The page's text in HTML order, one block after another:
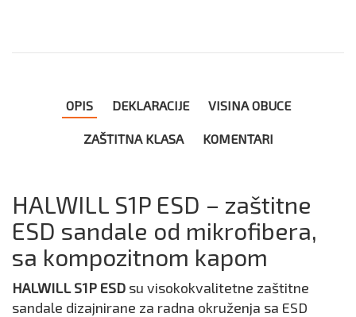
OPIS DEKLARACIJE VISINA OBUCE
ZAŠTITNA KLASA KOMENTARI
HALWILL S1P ESD – zaštitne
ESD sandale od mikrofibera,
sa kompozitnom kapom
HALWILL S1P ESD su visokokvalitetne zaštitne
sandale dizajnirane za radna okruženja sa ESD